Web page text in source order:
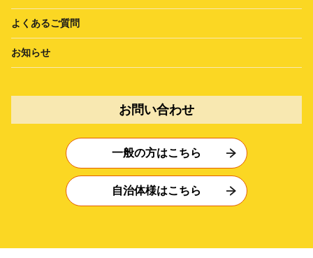
よくあるご質問
お知らせ
お問い合わせ
一般の方はこちら
自治体様はこちら